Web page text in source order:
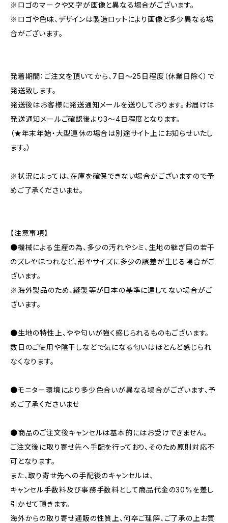
※ロゴのマークや文字が画像と異なる場合がございます。
※ロゴや色味、デザインは製造ロットにより画像と多少異なる場
合がございます。
発着期間：ご注文を頂いてから、7日〜25日程度（休業日除く）で
発送致します。
発送後はお客様に発送通知メールを送りしております。お届けは
発送通知メールご確認後より3〜4日程度となります。
（★年末年始・大型連休の場合は別途サイト上にお知らせいたし
ます。）
※状況によっては、在庫を確保できない場合がございますので予
めご了承くださいませ。
【注意事項】
●機械による生産の為、多少の汚れやシミ、生地の継ぎ目の若干
のズレやほつれなど、形やサイズに多少の誤差が生じる場合がご
ざいます。
※海外製品のため、縫製等が日本の基準に達してない場合がご
ざいます。
●生地の特性上、やや匂いが強く感じられるものもございます。
数日のご使用や陰干しなどで気になる匂いはほとんど感じられ
なくなります。
●モニター環境により多少色合いが異なる場合がございます、予
めご了承くださいませ
●商品のご注文後キャンセルは基本的にはお受けできません。
ご注文後に取り寄せ先へ手配を行っており、そのため原則対応不
可となります。
また、取り寄せ先への手配後のキャンセルは、
キャンセル手数料及び事務手数料として商品代金の30%を差し
引かせて頂きます。
海外からの取り寄せ通販の性質上、何卒ご理解、ご了承の上お買